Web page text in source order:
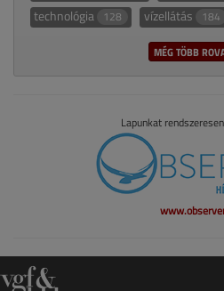
technológia 128 vízellátás 184
MÉG TÖBB
Lapunkat